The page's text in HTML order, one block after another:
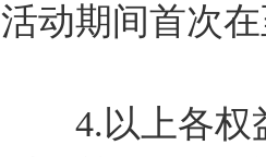
活动期间首次
4.以上各权益